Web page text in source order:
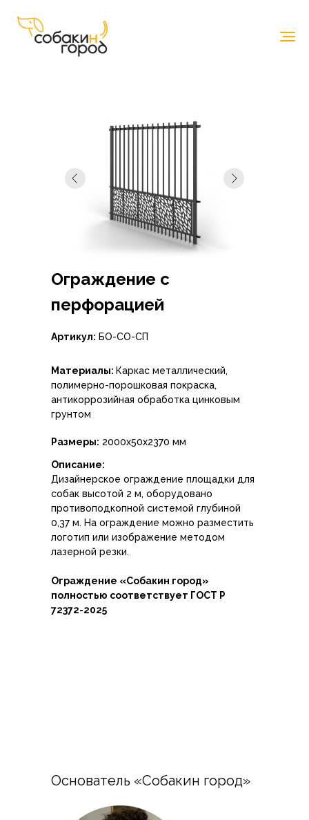
Ограждение с
перфорацией
Артикул: БО-СО-СП
Материалы: Каркас металлический,
полимерно-порошковая покраска,
антикоррозийная обработка цинковым
грунтом
Размеры: 2000х50х2370 мм
Описание:
Дизайнерское ограждение площадки для
собак высотой 2 м, оборудовано
противоподкопной системой глубиной
0,37 м. На ограждение можно разместить
логотип или изображение методом
лазерной резки.
Ограждение «Собакин город»
полностью соответствует ГОСТ Р
72372-2025
Основатель «Собакин город»